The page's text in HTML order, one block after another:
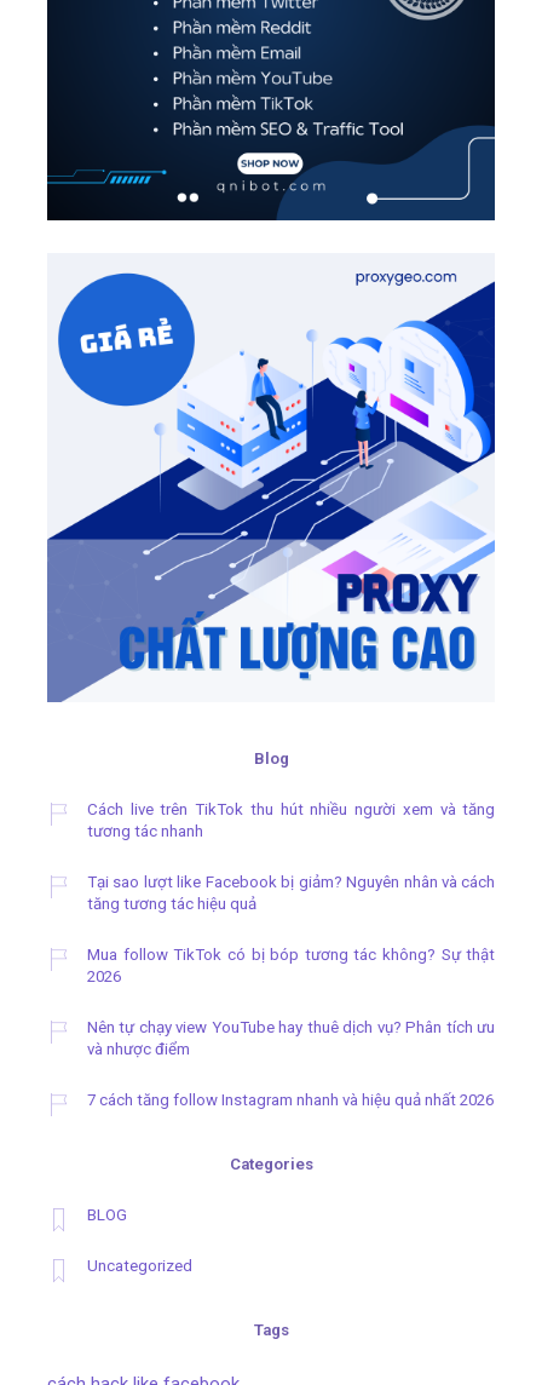
Blog
Cách live trên TikTok thu hút nhiều người xem và tăng
tương tác nhanh
Tại sao lượt like Facebook bị giảm? Nguyên nhân và cách
tăng tương tác hiệu quả
Mua follow TikTok có bị bóp tương tác không? Sự thật
2026
Nên tự chạy view YouTube hay thuê dịch vụ? Phân tích ưu
và nhược điểm
7 cách tăng follow Instagram nhanh và hiệu quả nhất 2026
Categories
BLOG
Uncategorized
Tags